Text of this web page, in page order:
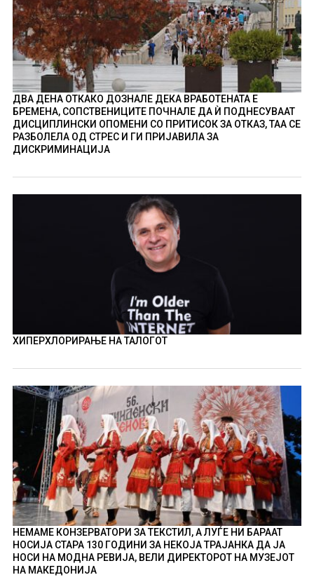
ДВА ДЕНА ОТКАКО ДОЗНАЛЕ ДЕКА ВРАБОТЕНАТА Е
БРЕМЕНА, СОПСТВЕНИЦИТЕ ПОЧНАЛЕ ДА Ѝ ПОДНЕСУВААТ
ДИСЦИПЛИНСКИ ОПОМЕНИ СО ПРИТИСОК ЗА ОТКАЗ, ТАА СЕ
РАЗБОЛЕЛА ОД СТРЕС И ГИ ПРИЈАВИЛА ЗА
ДИСКРИМИНАЦИЈА
ХИПЕРХЛОРИРАЊЕ НА ТАЛОГОТ
НЕМАМЕ КОНЗЕРВАТОРИ ЗА ТЕКСТИЛ, А ЛУЃЕ НИ БАРААТ
НОСИЈА СТАРА 130 ГОДИНИ ЗА НЕКОЈА ТРАЈАНКА ДА ЈА
НОСИ НА МОДНА РЕВИЈА, ВЕЛИ ДИРЕКТОРОТ НА МУЗЕЈОТ
НА МАКЕДОНИЈА